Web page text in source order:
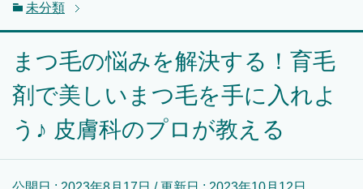
未分類
まつ毛の悩みを解決する！育毛
剤で美しいまつ毛を手に入れよ
う♪ 皮膚科のプロが教える